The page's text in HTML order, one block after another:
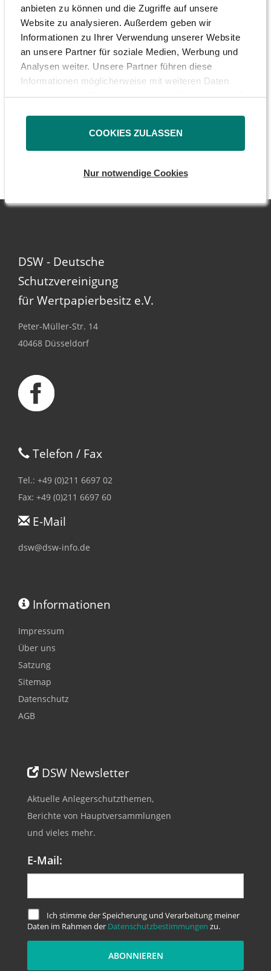
anbieten zu können und die Zugriffe auf unsere
Website zu analysieren. Außerdem geben wir
Informationen zu Ihrer Verwendung unserer Website
an unsere Partner für soziale Medien, Werbung und
Analysen weiter. Unsere Partner führen diese
Informationen möglicherweise mit weiteren Daten
zusammen, die Sie ihnen bereitgestellt haben oder die
COOKIES ZULASSEN
Nur notwendige Cookies
Konstruktion der Steuer ist
verfassungsrechtlich sehr problematisch. Es
zeichnet sich ab, dass sie gerichtlich
überprüft werden muss“, so Hocker.
Die Musterschreiben sind für alle
Interessierten frei abrufbar auf
http://www.dsw-info.de/oder telefonisch
unter 0211/6697-01.
DSW - Deutsche
Schutzvereinigung
für Wertpapierbesitz e.V.
Peter-Müller-Str. 14
40468 Düsseldorf
Telefon / Fax
Tel.: +49 (0)211 6697 02
Fax: +49 (0)211 6697 60
E-Mail
dsw@dsw-info.de
Informationen
Impressum
Über uns
Satzung
Sitemap
Datenschutz
AGB
DSW Newsletter
Aktuelle Anlegerschutzthemen,
Berichte von Hauptversammlungen
und vieles mehr.
E-Mail:
Ich stimme der Speicherung und Verarbeitung meiner
Daten im Rahmen der Datenschutzbestimmungen zu.